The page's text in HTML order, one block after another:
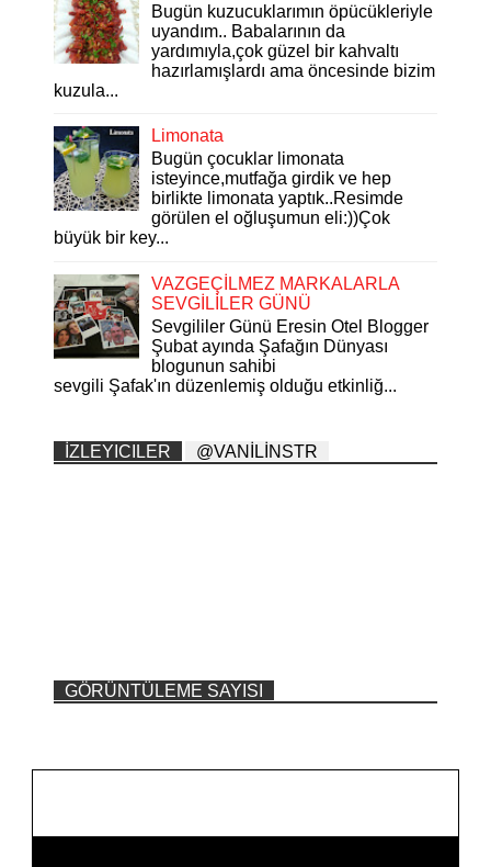
Bugün kuzucuklarımın öpücükleriyle
uyandım.. Babalarının da
yardımıyla,çok güzel bir kahvaltı
hazırlamışlardı ama öncesinde bizim
kuzula...
Limonata
Bugün çocuklar limonata
isteyince,mutfağa girdik ve hep
birlikte limonata yaptık..Resimde
görülen el oğluşumun eli:))Çok
büyük bir key...
VAZGEÇİLMEZ MARKALARLA
SEVGİLİLER GÜNÜ
Sevgililer Günü Eresin Otel Blogger
Şubat ayında Şafağın Dünyası
blogunun sahibi
sevgili Şafak'ın düzenlemiş olduğu etkinliğ...
İZLEYICILER @VANİLİNSTR
GÖRÜNTÜLEME SAYISI